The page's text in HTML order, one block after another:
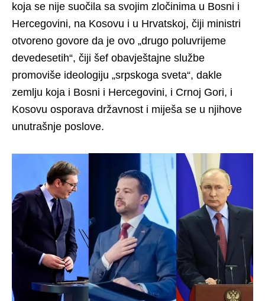
koja se nije suočila sa svojim zločinima u Bosni i
Hercegovini, na Kosovu i u Hrvatskoj, čiji ministri
otvoreno govore da je ovo „drugo poluvrijeme
devedesetih“, čiji šef obavještajne službe
promoviše ideologiju „srpskoga sveta“, dakle
zemlju koja i Bosni i Hercegovini, i Crnoj Gori, i
Kosovu osporava državnost i miješa se u njihove
unutrašnje poslove.